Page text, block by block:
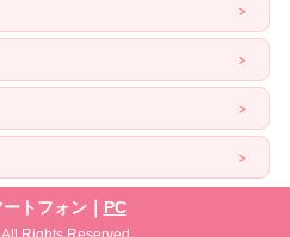
トフォン｜ PC